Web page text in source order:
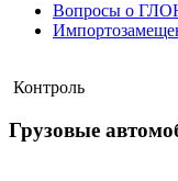
Вопросы о
Контроль
Грузовые